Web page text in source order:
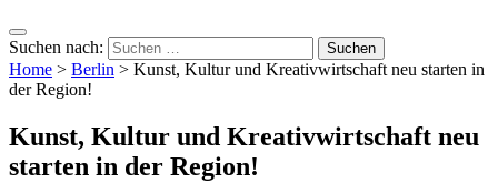
Suchen nach:
Home > Berlin > Kunst, Kultur und Kreativwirtschaft neu starten in
der Region!
Kunst, Kultur und Kreativwirtschaft neu
starten in der Region!